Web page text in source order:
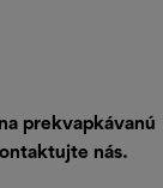
prekvapkávanú
nás.